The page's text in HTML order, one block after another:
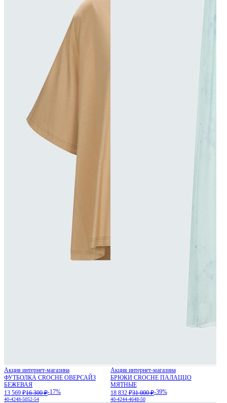
Акция интернет-магазина
ФУТБОЛКА CROCHE ОВЕРСАЙЗ
БЕЖЕВАЯ
13 569 ₽16 300 ₽-17%
40-4248-5052-54
Акция интернет-магазина
БРЮКИ CROCHE ПАЛАЦЦО
МЯТНЫЕ
18 832 ₽31 000 ₽-39%
40-4244-4648-50